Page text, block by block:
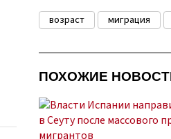
возраст миграция
ПОХОЖИЕ